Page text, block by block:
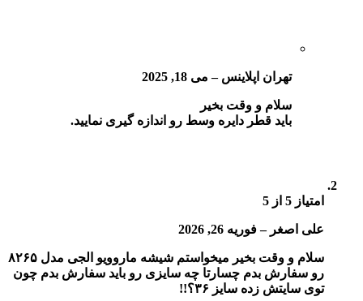
تهران اپلاینس– می 18, 2025
سلام و وقت بخیر
باید قطر دایره وسط رو اندازه گیری نمایید.
امتیاز 5 از 5
علی اصغر– فوریه 26, 2026
سلام و وقت بخیر میخواستم شیشه ماروویو الجی مدل ۸۲۶۵
رو سفارش بدم چسارتا چه سایزی رو باید سفارش بدم چون
توی سایتش زده سایز ۳۶؟!!